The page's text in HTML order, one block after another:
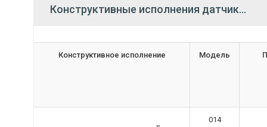
Конструктивные исполнения датчиков
Конструктивное исполнение Модель
014